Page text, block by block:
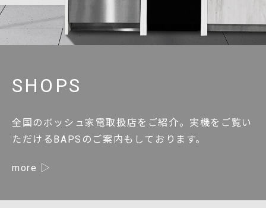
SHOPS
全国のボッシュ家電取扱店をご紹介。実機をご覧い
ただけるBAPSのご案内もしております。
more